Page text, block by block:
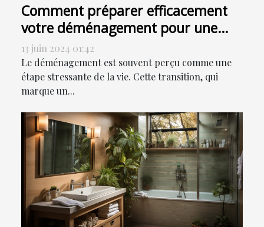
Comment préparer efficacement
votre déménagement pour une
transition en douceur
13 juin 2024 01:42
Le déménagement est souvent perçu comme une
étape stressante de la vie. Cette transition, qui
marque un...